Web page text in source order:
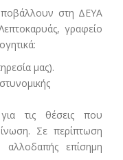
στη ΔΕΥΑ
γραφείο
μας).
τις θέσεις που
Σε περίπτωση
επίσημη